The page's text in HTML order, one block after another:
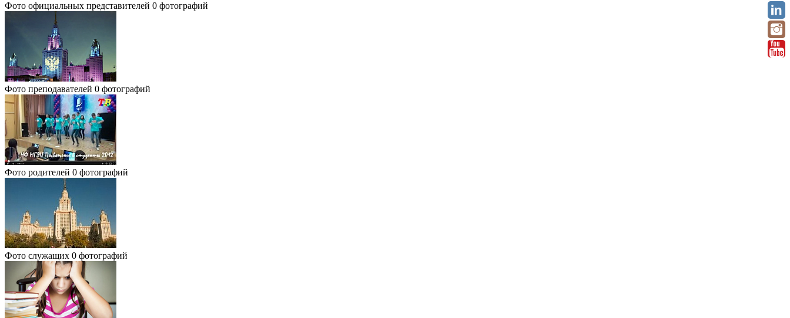
Фото официальных представителей 0 фотографий
Фото преподавателей 0 фотографий
Фото родителей 0 фотографий
Фото служащих 0 фотографий